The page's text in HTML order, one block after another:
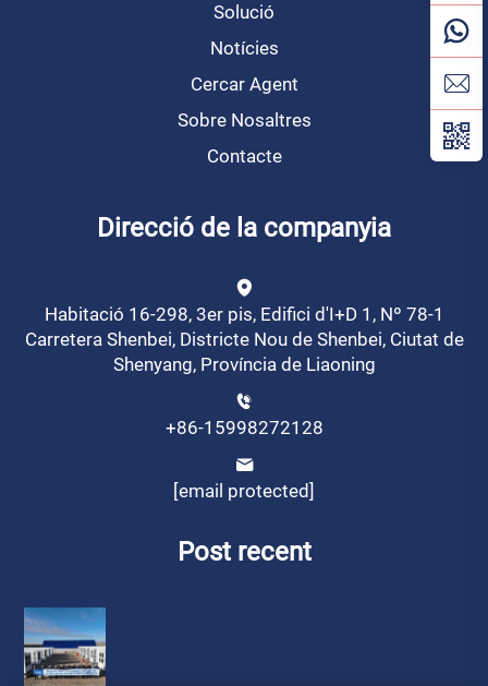
Solució
Notícies
Cercar Agent
Sobre Nosaltres
Contacte
Direcció de la companyia
Habitació 16-298, 3er pis, Edifici d'I+D 1, Nº 78-1
Carretera Shenbei, Districte Nou de Shenbei, Ciutat de
Shenyang, Província de Liaoning
+86-15998272128
[email protected]
Post recent